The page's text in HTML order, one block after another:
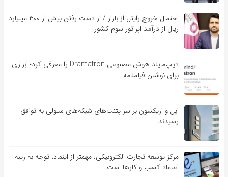
احتمال خروج رایتل از بازار / از دست رفتن بیش از ۳۰۰ میلیارد
ریال از درآمد اپراتور سوم کشور
دیپ‌مایند هوش مصنوعی Dramatron را معرفی کرد؛ ابزاری
برای نوشتن فیلمنامه
اپل و اریکسون بر سر پتنت‌های شبکه‌های سلولی به توافق
رسیدند
مرکز توسعه تجارت الکترونیکی: مهمتر از اینماد، توجه به رتبه
اعتماد کسب و کارها است